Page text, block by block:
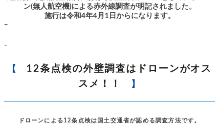
ン(無人航空機)による赤外線調査が明記されました。
施行は令和4年4月1日からになります。
–
–
【 12条点検の外壁調査はドローンがオス
スメ！！
】
ドローンによる12条点検は国土交通省が認める調査方法です。